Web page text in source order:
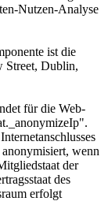
Nutzen-Analyse
ist die
Street, Dublin,
für die Web-
wenn
der
des
erfolgt